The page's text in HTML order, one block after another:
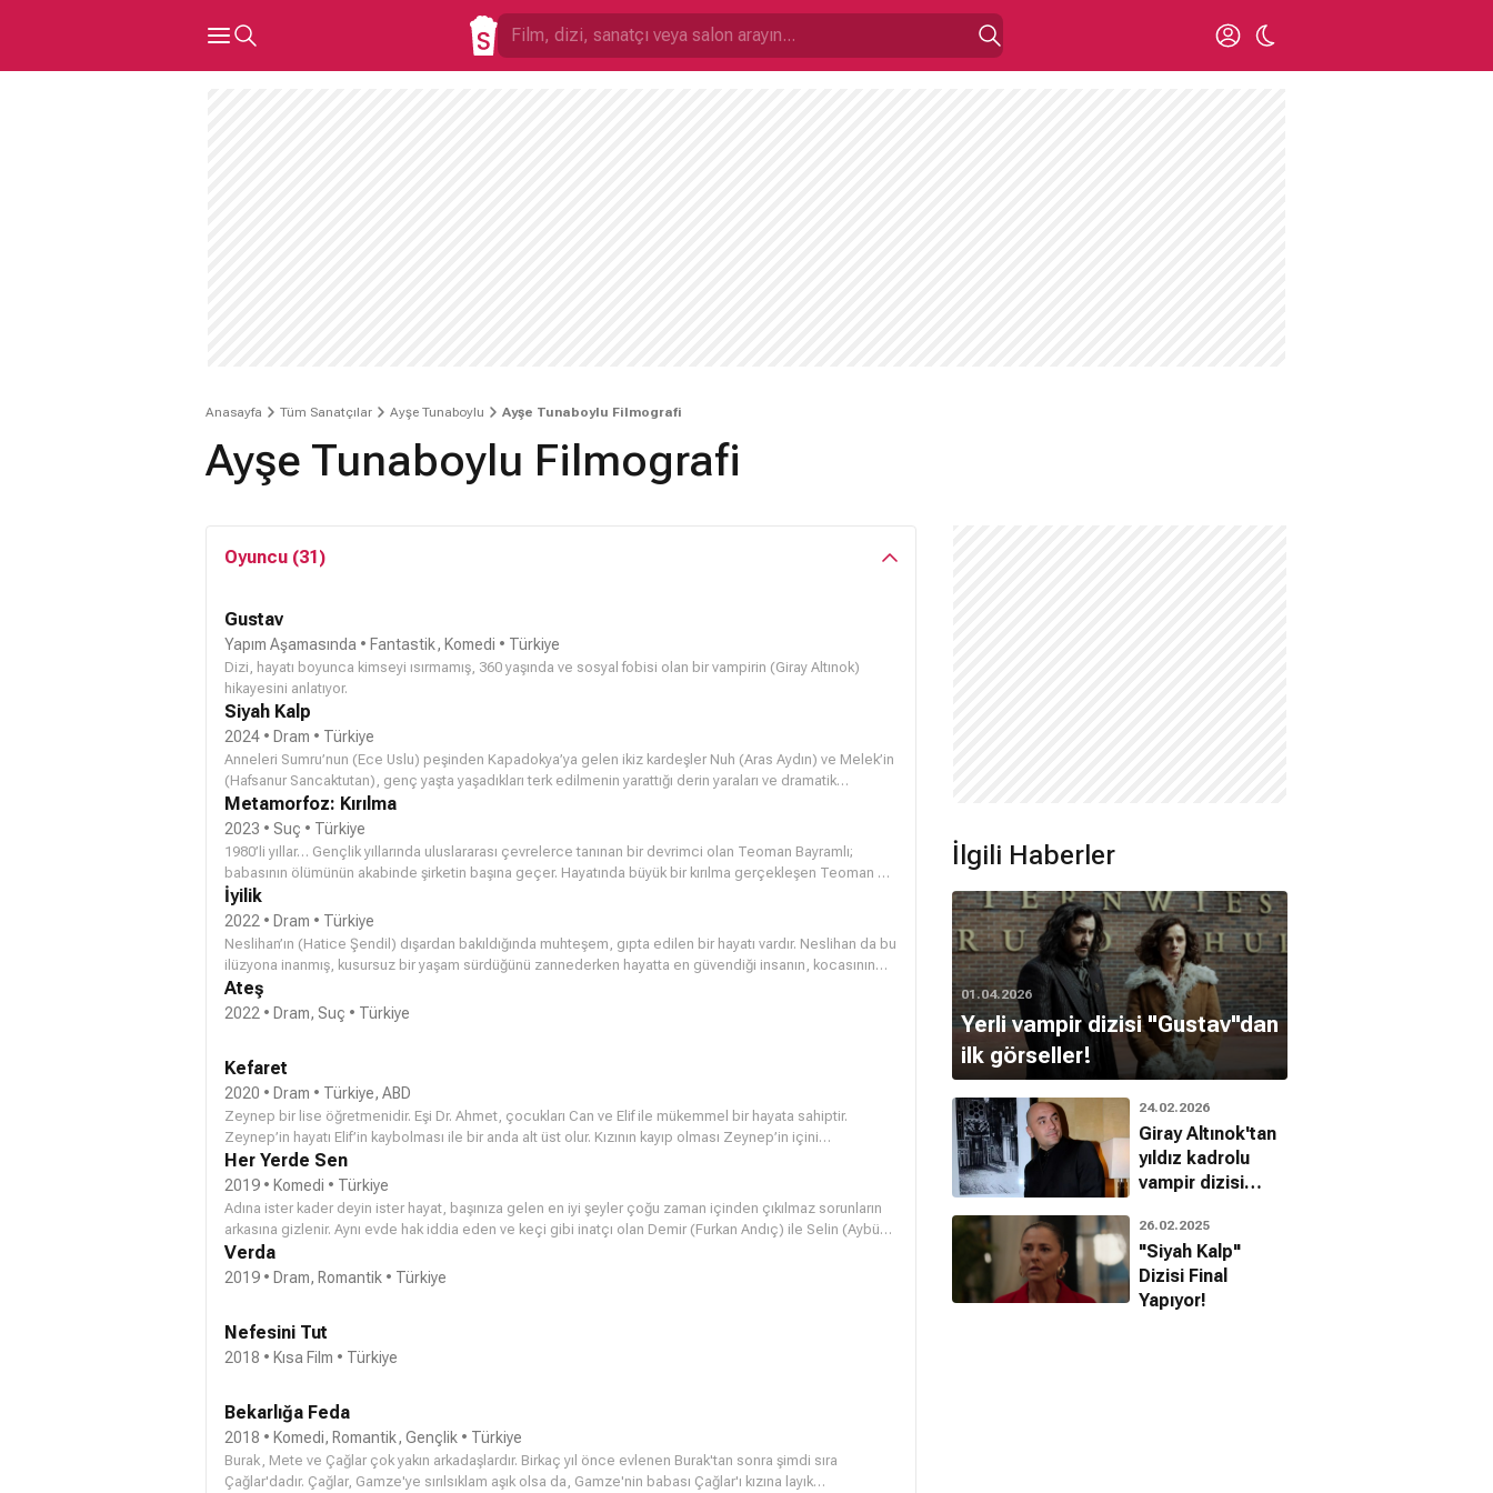
Anasayfa Tüm Sanatçılar Ayşe Tunaboylu Ayşe Tunaboylu Filmografi
Ayşe Tunaboylu Filmografi
Oyuncu (31)
Gustav
Yapım Aşamasında • Fantastik, Komedi • Türkiye
Dizi, hayatı boyunca kimseyi ısırmamış, 360 yaşında ve sosyal fobisi olan bir vampirin (Giray Altınok)
hikayesini anlatıyor.
Siyah Kalp
2024 • Dram • Türkiye
Anneleri Sumru’nun (Ece Uslu) peşinden Kapadokya’ya gelen ikiz kardeşler Nuh (Aras Aydın) ve Melek’in
(Hafsanur Sancaktutan), genç yaşta yaşadıkları terk edilmenin yarattığı derin yaraları ve dramatik
serüvenlerini ele alıyor.
Metamorfoz: Kırılma
2023 • Suç • Türkiye
1980’li yıllar… Gençlik yıllarında uluslararası çevrelerce tanınan bir devrimci olan Teoman Bayramlı;
babasının ölümünün akabinde şirketin başına geçer. Hayatında büyük bir kırılma gerçekleşen Teoman bu
noktadan itibaren tam anlamıyla bir kapitaliste dönüşür…
İyilik
2022 • Dram • Türkiye
Neslihan’ın (Hatice Şendil) dışardan bakıldığında muhteşem, gıpta edilen bir hayatı vardır. Neslihan da bu
ilüzyona inanmış, kusursuz bir yaşam sürdüğünü zannederken hayatta en güvendiği insanın, kocasının
(İsmail Demirci) onu uzun zamandır aldattığını öğrenir. Üstelik de kardeşi yerine koyduğu Damla’yla (Sera
Kutlubey). Üstüne bastığı bütün taşlar yerinden oynar ve Neslihan doğruyu yanlışı, iyiyi kötüyü yeniden
Ateş
2022 • Dram, Suç • Türkiye
Kefaret
2020 • Dram • Türkiye, ABD
Zeynep bir lise öğretmenidir. Eşi Dr. Ahmet, çocukları Can ve Elif ile mükemmel bir hayata sahiptir.
Zeynep’in hayatı Elif’in kaybolması ile bir anda alt üst olur. Kızının kayıp olması Zeynep’in içini
parçalarken, aslında ailesi ve arkadaşlarının etrafında bir sır perdesi olduğunu öğrenir.
Her Yerde Sen
2019 • Komedi • Türkiye
Adına ister kader deyin ister hayat, başınıza gelen en iyi şeyler çoğu zaman içinden çıkılmaz sorunların
arkasına gizlenir. Aynı evde hak iddia eden ve keçi gibi inatçı olan Demir (Furkan Andıç) ile Selin (Aybüke
Pusat) birlikte yaşamak zorunda kalır. Bu da yetmezmiş gibi birinin çalıştığı şirkete, diğerinin yönetici
olarak gelmesiyle birlikte olaylar içinden çıkılmaz bir hal alacaktır.
Verda
2019 • Dram, Romantik • Türkiye
Nefesini Tut
2018 • Kısa Film • Türkiye
Bekarlığa Feda
2018 • Komedi, Romantik, Gençlik • Türkiye
Burak, Mete ve Çağlar çok yakın arkadaşlardır. Birkaç yıl önce evlenen Burak'tan sonra şimdi sıra
Çağlar'dadır. Çağlar, Gamze'ye sırılsıklam aşık olsa da, Gamze'nin babası Çağlar'ı kızına layık
İlgili Haberler
01.04.2026
Yerli vampir dizisi "Gustav"dan
ilk görseller!
24.02.2026
Giray Altınok'tan
yıldız kadrolu
vampir dizisi
26.02.2025
"Siyah Kalp"
Dizisi Final
Yapıyor!